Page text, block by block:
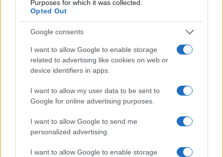
Purposes for which it was collected.
Opted Out
Google consents
I want to allow Google to enable storage
related to advertising like cookies on web or
device identifiers in apps.
I want to allow my user data to be sent to
Google for online advertising purposes.
I want to allow Google to send me
personalized advertising.
I want to allow Google to enable storage
ΜΕΓΑΛΗ ΠΡΟΣΟΧΗ! Ο ΕΟΦ
γάλακτος μετά τα νέα όρια της
EFSA για την τοξίνη cereulide
06/02/2026 - 09:25
Ακρίβεια – Σούπερ μάρκετ: Ποιά
προϊόντα αυξήθηκαν
Μοσχαρίσιο κρέας: Οι υψηλές